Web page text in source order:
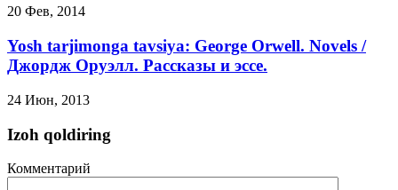
20 Фев, 2014
Yosh tarjimonga tavsiya: George Orwell. Novels /
Джордж Оруэлл. Рассказы и эссе.
24 Июн, 2013
Izoh qoldiring
Комментарий